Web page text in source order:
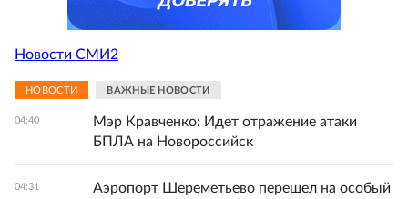
Новости СМИ2
НОВОСТИ ВАЖНЫЕ НОВОСТИ
04:40
Мэр Кравченко: Идет отражение атаки
БПЛА на Новороссийск
04:31
Аэропорт Шереметьево перешел на особый